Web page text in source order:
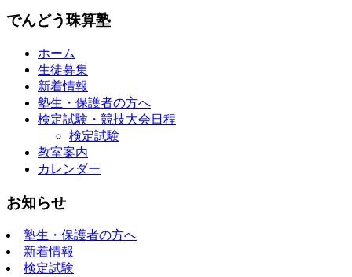
でんどう珠算塾
ホーム
生徒募集
新着情報
塾生・保護者の方へ
検定試験・競技大会日程
検定試験
教室案内
カレンダー
お知らせ
塾生・保護者の方へ
新着情報
検定試験